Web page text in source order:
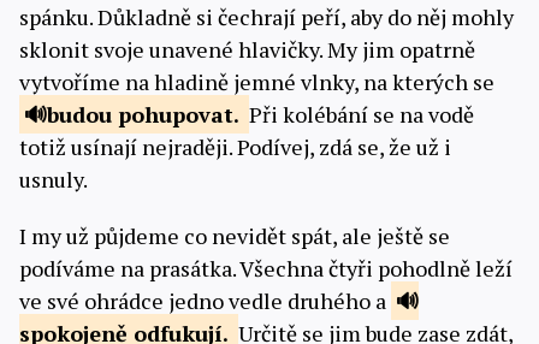
spánku. Důkladně si čechrají peří, aby do něj mohly
sklonit svoje unavené hlavičky. My jim opatrně
vytvoříme na hladině jemné vlnky, na kterých se
budou pohupovat. Při kolébání se na vodě
totiž usínají nejraději. Podívej, zdá se, že už i
usnuly.
I my už půjdeme co nevidět spát, ale ještě se
podíváme na prasátka. Všechna čtyři pohodlně leží
ve své ohrádce jedno vedle druhého a
spokojeně odfukují. Určitě se jim bude zase zdát,